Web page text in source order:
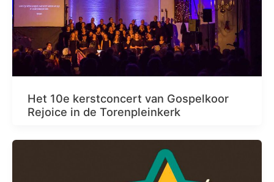
Het 10e kerstconcert van Gospelkoor
Rejoice in de Torenpleinkerk